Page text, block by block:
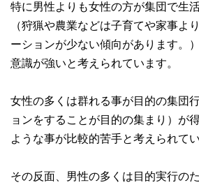
特に男性よりも女性の方が集団で生
（狩猟や農業などは子育てや家事よ
ーションが少ない傾向があります。
意識が強いと考えられています。
女性の多くは群れる事が目的の集団
ョンをすることが目的の集まり）が
ような事が比較的苦手と考えられてい
その反面、男性の多くは目的実行の